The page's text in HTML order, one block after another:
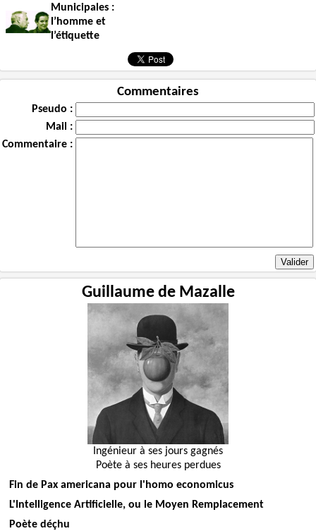
Municipales :
l’homme et
l’étiquette
Commentaires
Pseudo :
Mail :
Commentaire :
Guillaume de Mazalle
Ingénieur à ses jours gagnés
Poète à ses heures perdues
Fin de Pax americana pour l'homo economicus
L'Intelligence Artificielle, ou le Moyen Remplacement
Poète déçhu